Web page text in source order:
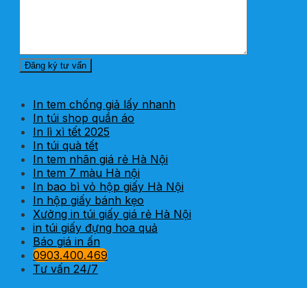
In tem chống giả lấy nhanh
In túi shop quần áo
In lì xì tết 2025
In túi quà tết
In tem nhãn giá rẻ Hà Nội
In tem 7 màu Hà nội
In bao bì vỏ hộp giấy Hà Nội
In hộp giấy bánh kẹo
Xưởng in túi giấy giá rẻ Hà Nội
in túi giấy đựng hoa quả
Báo giá in ấn
0903.400.469
Tư vấn 24/7